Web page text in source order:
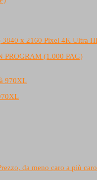
PROGRAM (1.000 PAG)
da meno caro a più caro